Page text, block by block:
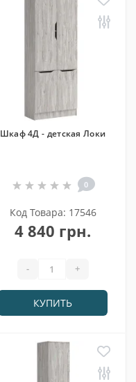
Шкаф 4Д - детская Локи
0
Код Товара: 17546
4 840 грн.
- +
КУПИТЬ